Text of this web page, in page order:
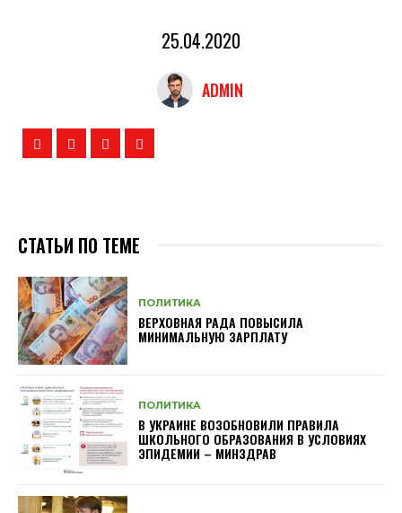
25.04.2020
ADMIN
СТАТЬИ ПО ТЕМЕ
ПОЛИТИКА
ВЕРХОВНАЯ РАДА ПОВЫСИЛА
МИНИМАЛЬНУЮ ЗАРПЛАТУ
ПОЛИТИКА
В УКРАИНЕ ВОЗОБНОВИЛИ ПРАВИЛА
ШКОЛЬНОГО ОБРАЗОВАНИЯ В УСЛОВИЯХ
ЭПИДЕМИИ – МИНЗДРАВ